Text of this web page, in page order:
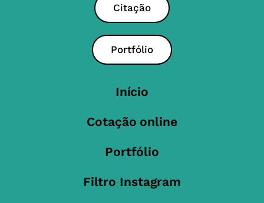
Citação
Portfólio
Início
Cotação online
Portfólio
Filtro Instagram